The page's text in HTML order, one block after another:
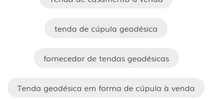
tenda de cúpula geodésica
fornecedor de tendas geodésicas
Tenda geodésica em forma de cúpula à venda